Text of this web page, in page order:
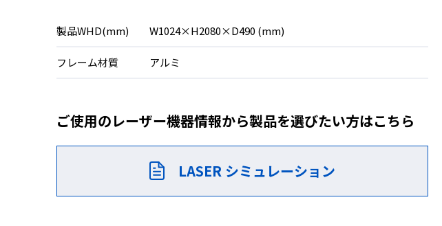
製品WHD(mm) W1024×H2080×D490 (mm)
フレーム材質 アルミ
ご使用のレーザー機器情報から製品を選びたい方はこちら
LASER シミュレーション